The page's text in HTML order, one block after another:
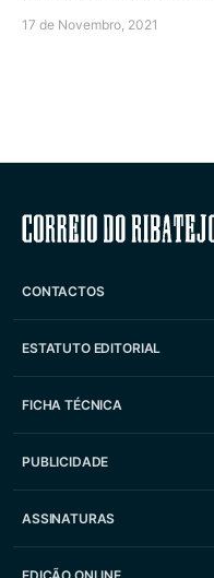
17 de Novembro, 2021
CONTACTOS
ESTATUTO EDITORIAL
FICHA TÉCNICA
PUBLICIDADE
ASSINATURAS